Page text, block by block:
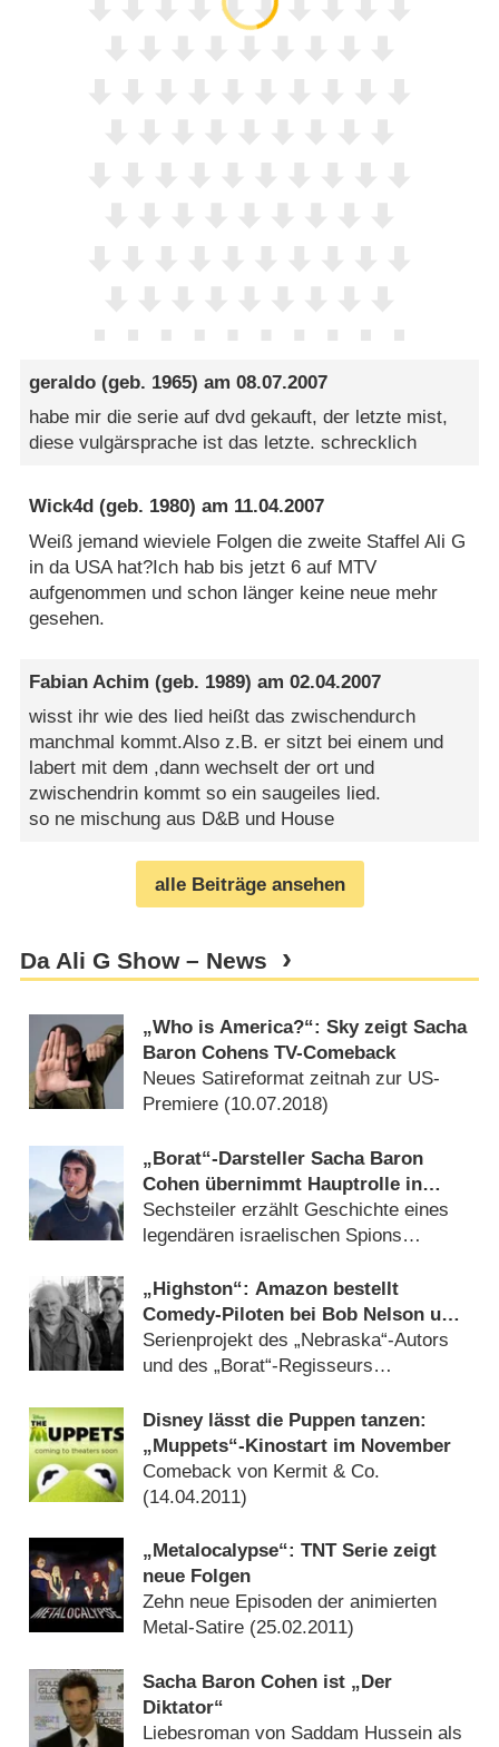
geraldo (geb. 1965) am08.07.2007
habe mir die serie auf dvd gekauft, der letzte mist,
diese vulgärsprache ist das letzte. schrecklich
Wick4d (geb. 1980) am 11.04.2007
Weiß jemand wieviele Folgen die zweite Staffel Ali G
in da USA hat?Ich hab bis jetzt 6 auf MTV
aufgenommen und schon länger keine neue mehr
gesehen.
Fabian Achim (geb. 1989) am02.04.2007
wisst ihr wie des lied heißt das zwischendurch
manchmal kommt.Also z.B. er sitzt bei einem und
labert mit dem ,dann wechselt der ort und
zwischendrin kommt so ein saugeiles lied.
so ne mischung aus D&B und House
alle Beiträge ansehen
Da Ali G Show – News
„Who is America?“: Sky zeigt Sacha
Baron Cohens TV-Comeback
Neues Satireformat zeitnah zur US-
Premiere (10.07.2018)
„Borat“-Darsteller Sacha Baron
Cohen übernimmt Hauptrolle in
Netflix-Serie „The Spy“
Sechsteiler erzählt Geschichte eines
legendären israelischen Spions
„Highston“: Amazon bestellt
Comedy-Piloten bei Bob Nelson und
Sacha Baron Cohen
Serienprojekt des „Nebraska“-Autors
und des „Borat“-Regisseurs
Disney lässt die Puppen tanzen:
„Muppets“-Kinostart im November
Comeback von Kermit & Co.
(14.04.2011)
„Metalocalypse“: TNT Serie zeigt
neue Folgen
Zehn neue Episoden der animierten
Metal-Satire (25.02.2011)
Sacha Baron Cohen ist „Der
Diktator“
Liebesroman von Saddam Hussein als